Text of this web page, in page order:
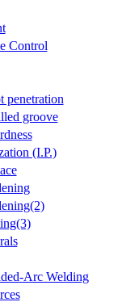
Control
penetration
groove
(I.P.)
Arc Welding